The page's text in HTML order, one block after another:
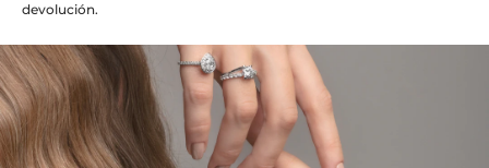
devolución.